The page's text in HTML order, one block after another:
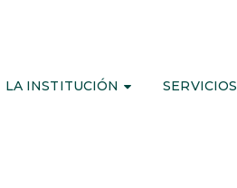
LA INSTITUCIÓN SERVICIOS